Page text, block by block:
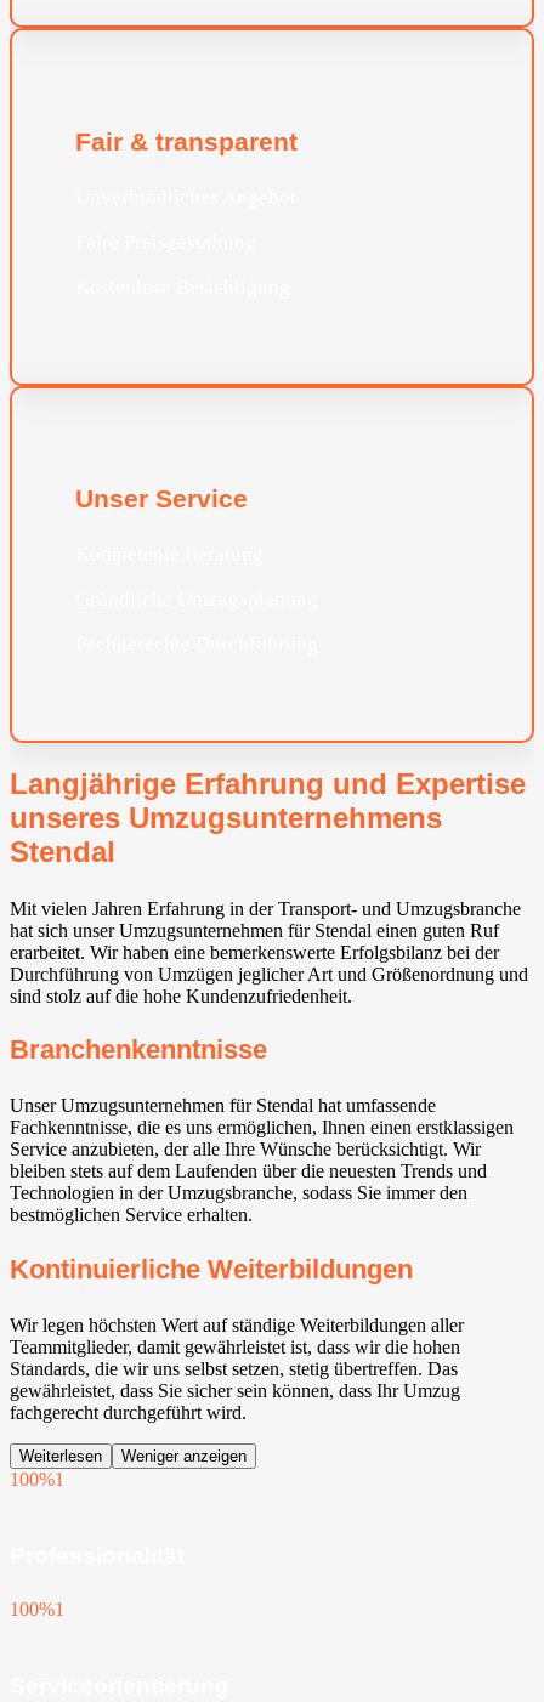
Fair & transparent
Unser Service
Langjährige Erfahrung und Expertise
unseres Umzugsunternehmens
Stendal
Mit vielen Jahren Erfahrung in der Transport- und Umzugsbranche
hat sich unser Umzugsunternehmen für Stendal einen guten Ruf
erarbeitet. Wir haben eine bemerkenswerte Erfolgsbilanz bei der
Durchführung von Umzügen jeglicher Art und Größenordnung und
sind stolz auf die hohe Kundenzufriedenheit.
Branchenkenntnisse
Unser Umzugsunternehmen für Stendal hat umfassende
Fachkenntnisse, die es uns ermöglichen, Ihnen einen erstklassigen
Service anzubieten, der alle Ihre Wünsche berücksichtigt. Wir
bleiben stets auf dem Laufenden über die neuesten Trends und
Technologien in der Umzugsbranche, sodass Sie immer den
bestmöglichen Service erhalten.
Kontinuierliche Weiterbildungen
Wir legen höchsten Wert auf ständige Weiterbildungen aller
Teammitglieder, damit gewährleistet ist, dass wir die hohen
Standards, die wir uns selbst setzen, stetig übertreffen. Das
gewährleistet, dass Sie sicher sein können, dass Ihr Umzug
fachgerecht durchgeführt wird.
Weiterlesen Weniger anzeigen
100%1
100%1